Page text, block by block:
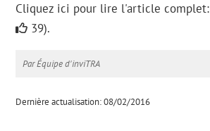
Cliquez ici pour lire l'article complet:
39).
Par Équipe d'inviTRA
Dernière actualisation: 08/02/2016